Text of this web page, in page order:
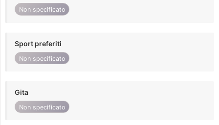
Non specificato
Sport preferiti
Non specificato
Gita
Non specificato